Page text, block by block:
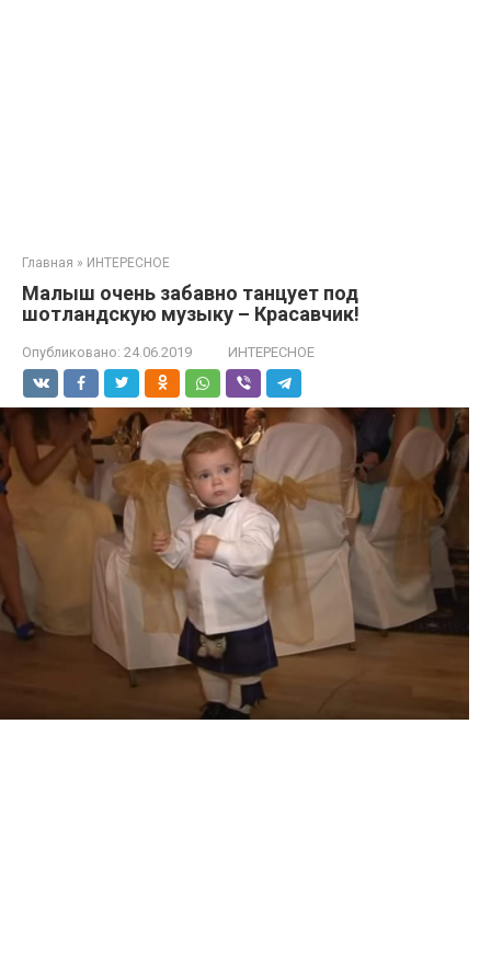
Главная » ИНТЕРЕСНОЕ
Малыш очень забавно танцует под
шотландскую музыку – Красавчик!
Опубликовано: 24.06.2019 ИНТЕРЕСНОЕ